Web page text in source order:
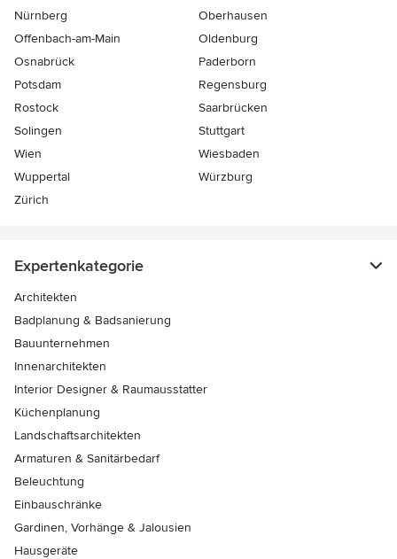
Nürnberg
Oberhausen
Offenbach-am-Main
Oldenburg
Osnabrück
Paderborn
Potsdam
Regensburg
Rostock
Saarbrücken
Solingen
Stuttgart
Wien
Wiesbaden
Wuppertal
Würzburg
Zürich
Expertenkategorie
Architekten
Badplanung & Badsanierung
Bauunternehmen
Innenarchitekten
Interior Designer & Raumausstatter
Küchenplanung
Landschaftsarchitekten
Armaturen & Sanitärbedarf
Beleuchtung
Einbauschränke
Gardinen, Vorhänge & Jalousien
Hausgeräte